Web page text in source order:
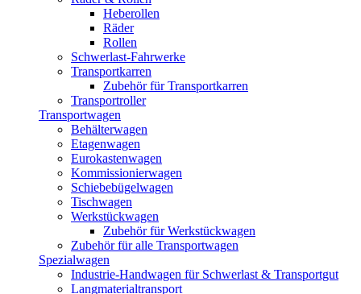
Heberollen
Räder
Rollen
Schwerlast-Fahrwerke
Transportkarren
Zubehör für Transportkarren
Transportroller
Transportwagen
Behälterwagen
Etagenwagen
Eurokastenwagen
Kommissionierwagen
Schiebebügelwagen
Tischwagen
Werkstückwagen
Zubehör für Werkstückwagen
Zubehör für alle Transportwagen
Spezialwagen
Industrie-Handwagen für Schwerlast & Transportgut
Langmaterialtransport